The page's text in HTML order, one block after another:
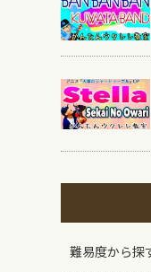
難易度から探